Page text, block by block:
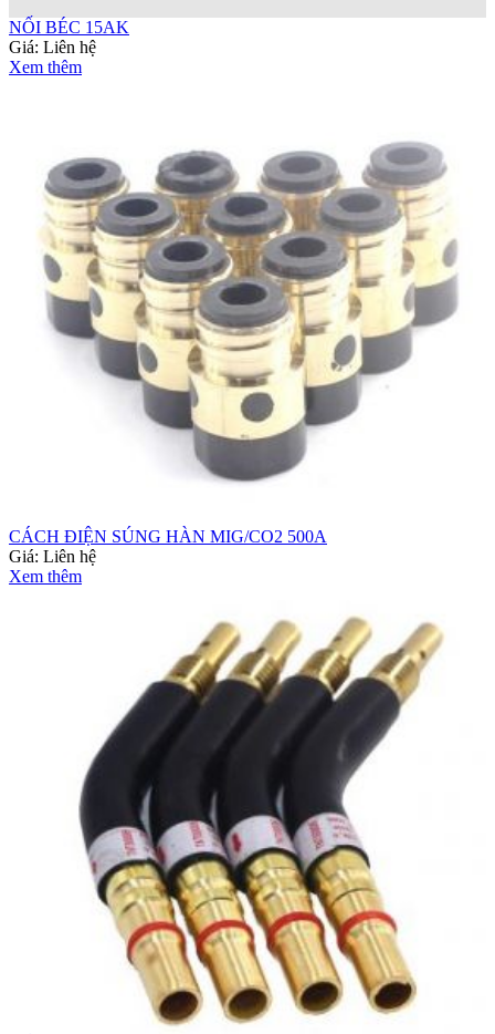
NỐI BÉC 15AK
Giá: Liên hệ
Xem thêm
CÁCH ĐIỆN SÚNG HÀN MIG/CO2 500A
Giá: Liên hệ
Xem thêm